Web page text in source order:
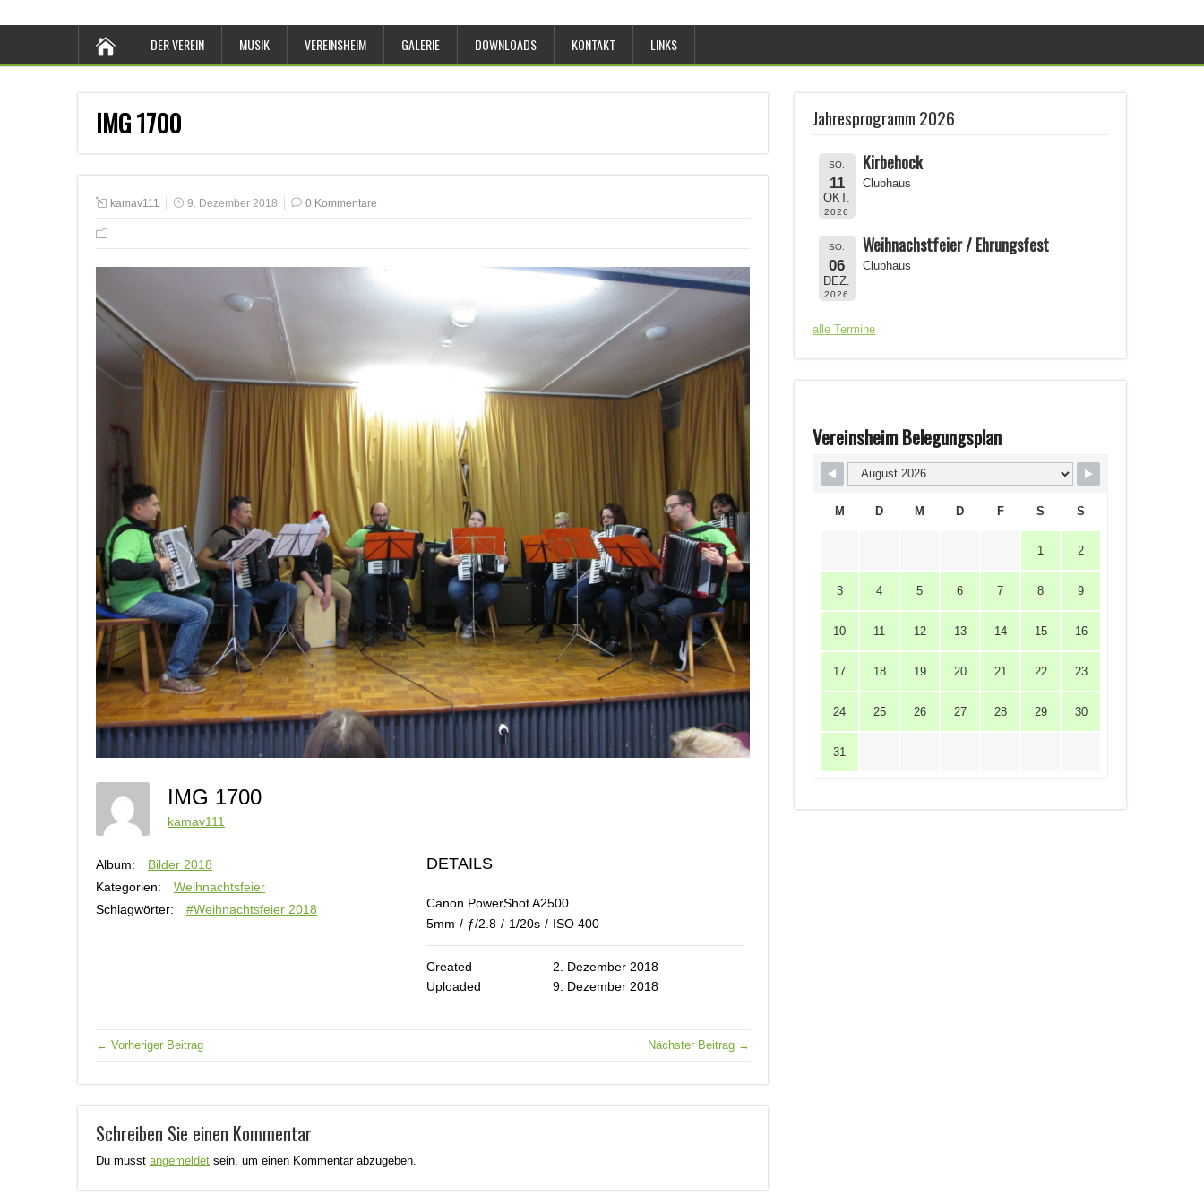
DER VEREIN MUSIK VEREINSHEIM GALERIE DOWNLOADS KONTAKT LINKS
IMG 1700
kamav111 9. Dezember 2018 0 Kommentare
IMG 1700
kamav111
Album:
Bilder 2018
Kategorien:
Weihnachtsfeier
Schlagwörter:
#Weihnachtsfeier 2018
DETAILS
Canon PowerShot A2500
5mm / ƒ/2.8 / 1/20s / ISO 400
Created
2. Dezember 2018
Uploaded
9. Dezember 2018
← Vorheriger Beitrag Nächster Beitrag →
Schreiben Sie einen Kommentar
Du musst angemeldet sein, um einen Kommentar abzugeben.
Jahresprogramm 2026
SO.
11
OKT.
2026
Kirbehock
Clubhaus
SO.
06
DEZ.
2026
Weihnachstfeier / Ehrungsfest
Clubhaus
alle Termine
Vereinsheim Belegungsplan
M D M D F S S
1 2
3 4 5 6 7 8 9
10 11 12 13 14 15 16
17 18 19 20 21 22 23
24 25 26 27 28 29 30
31